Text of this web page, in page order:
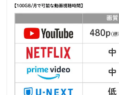
ト
活
を
楽
し
も
う